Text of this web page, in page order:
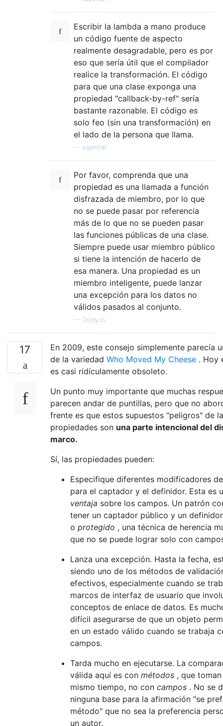
Escribir la lambda a mano produce
un código fuente de aspecto
realmente desagradable, pero es por
eso que sería útil que el compilador
realice la transformación. El código
para que una clase exponga una
propiedad "callback-by-ref" sería
bastante razonable. El código es
solo feo (sin una transformación) en
el lado de la persona que llama.
supercat
Por favor, comprenda que una
propiedad es una llamada a función
disfrazada de miembro, por lo que
no se puede pasar por referencia
más de lo que no se pueden pasar
las funciones públicas de una clase.
Siempre puede usar miembro público
si tiene la intención de hacerlo de
esa manera. Una propiedad es un
miembro inteligente, puede lanzar
una excepción para los datos no
válidos pasados ​​al conjunto.
— Diceyus
17
En 2009, este consejo simplemente parecía
de la variedad Who Moved My Cheese . Hoy
es casi ridículamente obsoleto.
Un punto muy importante que muchas
parecen andar de puntillas, pero que no
frente es que estos supuestos "peligros" de
propiedades son una parte intencional del
marco.
Sí, las propiedades pueden:
Especifique diferentes modificadores
para el captador y el definidor. Esta es
ventaja sobre los campos. Un patrón
tener un captador público y un
o protegido , una técnica de herencia
que no se puede lograr solo con
Lanza una excepción. Hasta la fecha,
siendo uno de los métodos de
efectivos, especialmente cuando se
marcos de interfaz de usuario que
conceptos de enlace de datos. Es
difícil asegurarse de que un objeto
en un estado válido cuando se trabaja
campos.
Tarda mucho en ejecutarse. La
válida aquí es con métodos , que
mismo tiempo, no con campos . No se
ninguna base para la afirmación "se
método" que no sea la preferencia
un autor.